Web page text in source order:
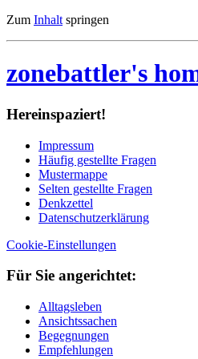
Zum Inhalt springen
zonebattler's
Her­ein­spa­ziert!
Im­pres­sum
Häu­fig ge­stell­te Fra­gen
Mu­ster­map­pe
Sel­ten ge­stell­te Fra­gen
Denk­zet­tel
Da­ten­schutz­er­klä­rung
Cookie-Einstellungen
Für Sie an­ge­rich­tet:
Alltagsleben
Ansichtssachen
Begegnungen
Empfehlungen